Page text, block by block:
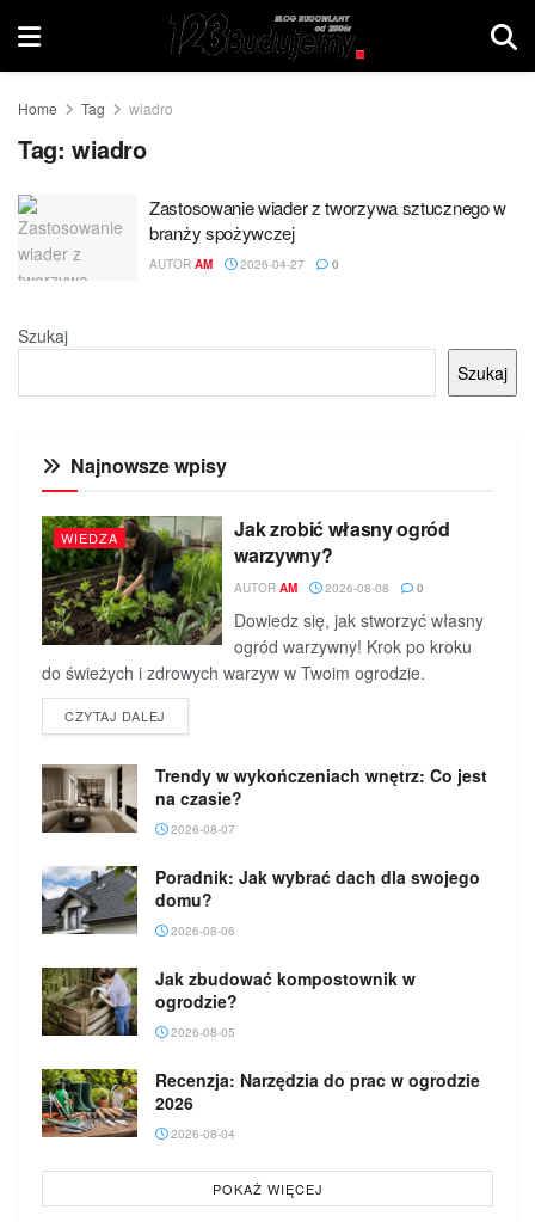
Home Tag wiadro
Tag: wiadro
Zastosowanie wiader z tworzywa sztucznego w
branży spożywczej
AUTOR AM 2026-04-27 0
Szukaj
Szukaj
Najnowsze wpisy
WIEDZA
Jak zrobić własny ogród
warzywny?
AUTOR AM 2026-08-08 0
Dowiedz się, jak stworzyć własny
ogród warzywny! Krok po kroku
do świeżych i zdrowych warzyw w Twoim ogrodzie.
CZYTAJ DALEJ
Trendy w wykończeniach wnętrz: Co jest
na czasie?
2026-08-07
Poradnik: Jak wybrać dach dla swojego
domu?
2026-08-06
Jak zbudować kompostownik w
ogrodzie?
2026-08-05
Recenzja: Narzędzia do prac w ogrodzie
2026
2026-08-04
POKAŻ WIĘCEJ